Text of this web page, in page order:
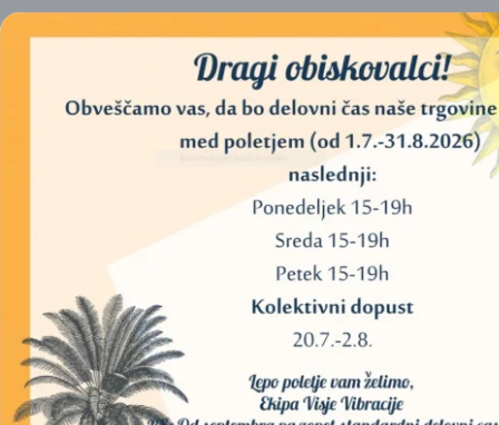
MEDITACIJSKA BLAZINA YOGI & YOGINI (AJDOVA
ZRNA) – SRČNA ČAKRA – ZELENA
50,00€
DODAJ V KOŠARICO